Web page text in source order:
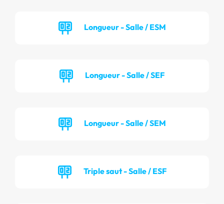
Longueur - Salle / ESM
Longueur - Salle / SEF
Longueur - Salle / SEM
Triple saut - Salle / ESF